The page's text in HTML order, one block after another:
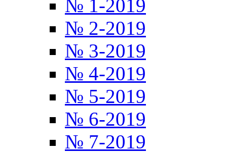
№ 1-2019
№ 2-2019
№ 3-2019
№ 4-2019
№ 5-2019
№ 6-2019
№ 7-2019